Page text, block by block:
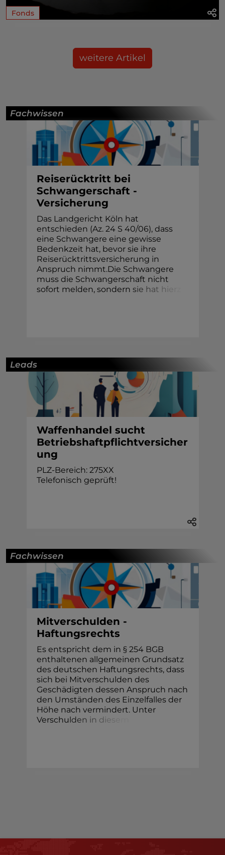
Fonds
weitere Artikel
Fachwissen
Reiserücktritt bei
Schwangerschaft -
Versicherung
Das Landgericht Köln hat
entschieden (Az. 24 S 40/06), dass
eine Schwangere eine gewisse
Bedenkzeit hat, bevor sie ihre
Reiserücktrittsversicherung in
Anspruch nimmt.Die Schwangere
muss die Schwangerschaft nicht
sofort melden, sondern sie hat h ie
Leads
Waffenhandel sucht
Betriebshaftpflichtversicher
ung
PLZ-Bereich: 275XX
Telefonisch geprüft!
Fachwissen
Mitverschulden -
Haftungsrechts
Es entspricht dem in § 254 BGB
enthaltenen allgemeinen Grundsatz
des deutschen Haftungsrechts, dass
sich bei Mitverschulden des
Geschädigten dessen Anspruch nach
den Umständen des Einzelfalles der
Höhe nach vermindert. Unter
Verschulden in d ies